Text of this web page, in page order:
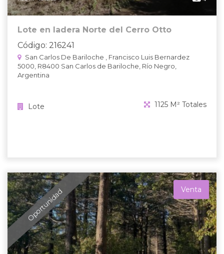
Lote en ladera Norte del Cerro Otto
Código: 216241
San Carlos De Bariloche , Francisco Luis Bernardez
5000, R8400 San Carlos de Bariloche, Río Negro,
Argentina
Lote 1125 M² Totales
Oportunidad Venta